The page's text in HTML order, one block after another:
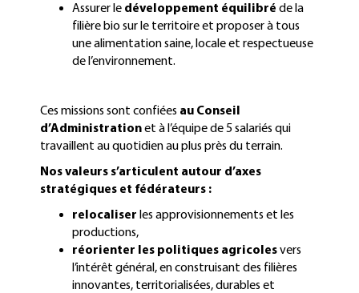
Assurer le développement équilibré de la
filière bio sur le territoire et proposer à tous
une alimentation saine, locale et respectueuse
de l’environnement.
Ces missions sont confiées au Conseil
d’Administrationet à l’équipe de 5 salariés qui
travaillent au quotidien au plus près du terrain.
Nos valeurs s’articulent autour d’axes
stratégiques et fédérateurs :
relocaliser les approvisionnements et les
productions,
réorienter les politiques agricolesvers
l’intérêt général, en construisant des filières
innovantes, territorialisées, durables et